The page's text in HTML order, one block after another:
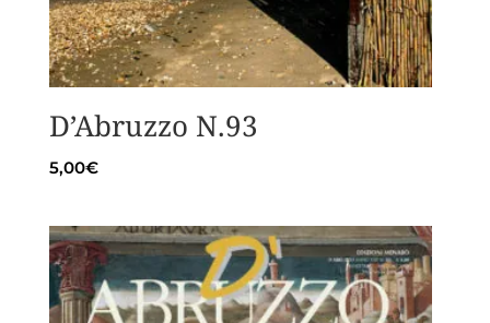
D’Abruzzo N.93
5,00€